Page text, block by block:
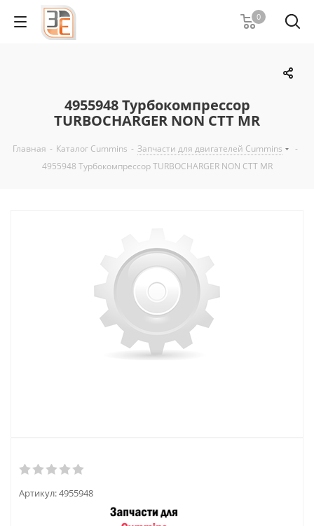
0
4955948 Турбокомпрессор
TURBOCHARGER NON CTT MR
Главная - Каталог Cummins - Запчасти для двигателей Cummins
-
4955948 Турбокомпрессор TURBOCHARGER NON CTT MR
Артикул:4955948